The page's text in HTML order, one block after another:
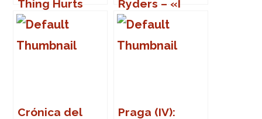
Thing Hurts
Ryders – «I
Want You Bad»
Crónica del
Praga (IV):